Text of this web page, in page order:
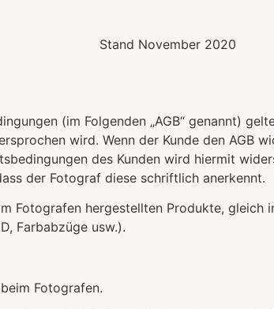
Stand November 2020
(im Folgenden „AGB“ genannt)
wird. Wenn der Kunde den AGB
des Kunden wird hiermit
der Fotograf diese schriftlich anerkennt.
Fotografen hergestellten Produkte,
Farbabzüge usw.).
Fotografen.